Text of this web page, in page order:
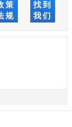
策
规
找到
我们